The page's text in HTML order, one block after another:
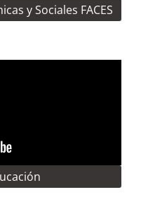
y Sociales FACES